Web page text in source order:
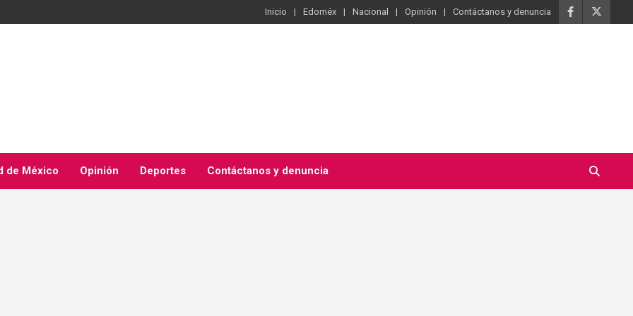
Inicio Edoméx Nacional Opinión Contáctanos y denuncia
de México Opinión Deportes Contáctanos y denuncia